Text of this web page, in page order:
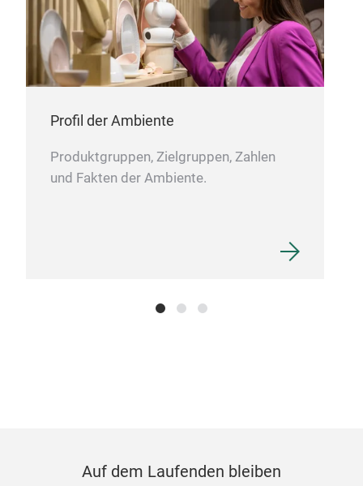
Profil der Ambiente
Produktgruppen, Zielgruppen, Zahlen
und Fakten der Ambiente.
Auf dem Laufenden bleiben